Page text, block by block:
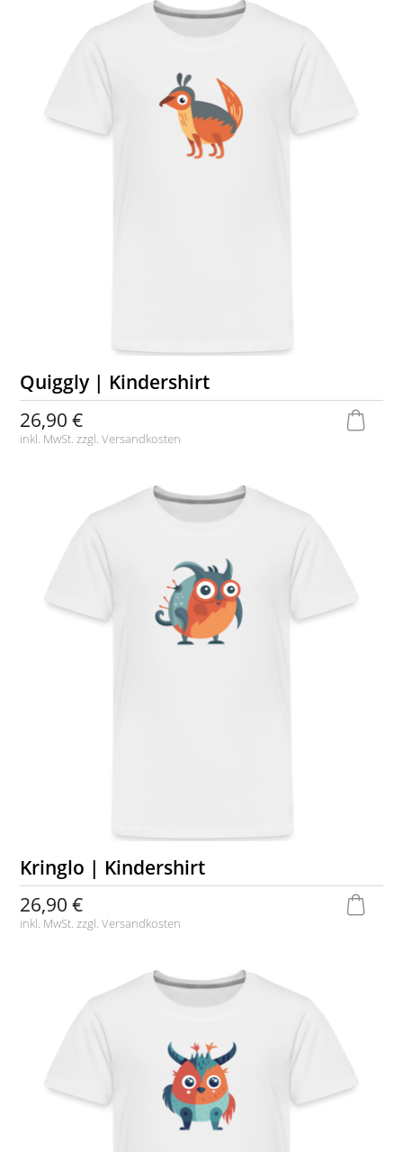
Quiggly | Kindershirt
26,90 €
inkl. MwSt. zzgl.Versandkosten
Kringlo | Kindershirt
26,90 €
inkl. MwSt. zzgl.Versandkosten